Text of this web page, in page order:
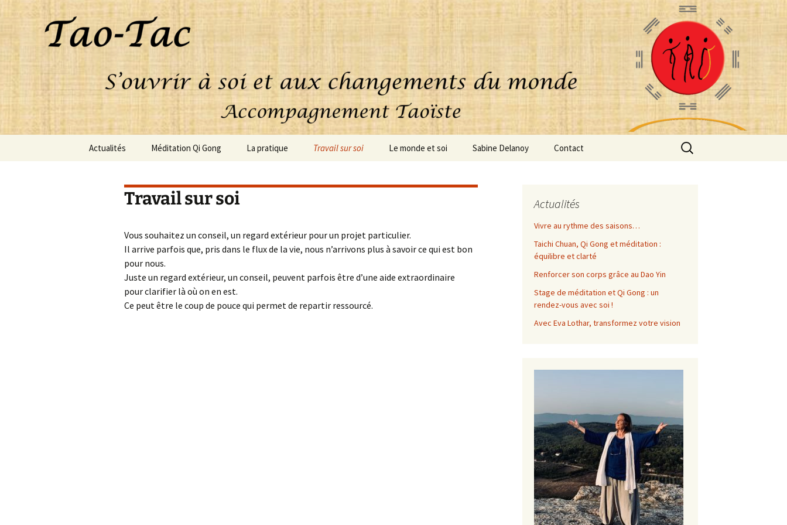
Actualités Méditation Qi Gong
Stage Qi Gong
La pratique
pratique ?
Travail sur soi
personnalisé
Conseils – Projets
Le monde et soi Sabine Delanoy Contact
Rechercher :
Travail sur soi
Vous souhaitez un conseil, un regard extérieur pour un projet particulier.
Il arrive parfois que, pris dans le flux de la vie, nous n’arrivons plus à savoir ce qui est bon
pour nous.
Juste un regard extérieur, un conseil, peuvent parfois être d’une aide extraordinaire
pour clarifier là où on en est.
Ce peut être le coup de pouce qui permet de repartir ressourcé.
Actualités
Vivre au rythme des saisons…
Taichi Chuan, Qi Gong et méditation :
équilibre et clarté
Renforcer son corps grâce au Dao Yin
Stage de méditation et Qi Gong : un
rendez-vous avec soi !
Avec Eva Lothar, transformez votre vision